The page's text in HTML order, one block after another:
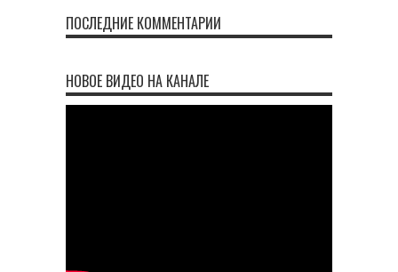
ПОСЛЕДНИЕ КОММЕНТАРИИ
НОВОЕ ВИДЕО НА КАНАЛЕ